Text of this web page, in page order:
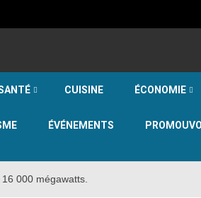
CUISINE ÉCONOMIE
ÉVÉNEMENTS
000 mégawatts.